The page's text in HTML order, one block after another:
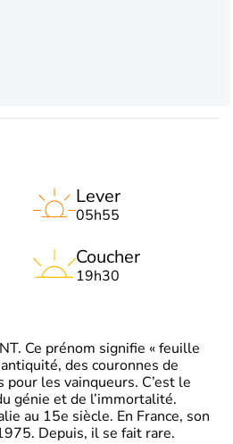
Lever
05h55
Coucher
19h30
Ce prénom signifie « feuille
des couronnes de
les vainqueurs. C’est le
génie et de l’immortalité.
au 15e siècle. En France, son
Depuis, il se fait rare.